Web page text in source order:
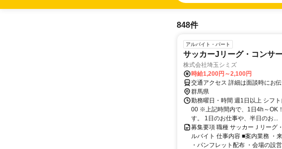
848件
アルバイト・パート
サッカーJリーグ・コンサ
株式会社埼玉シミズ
時給1,200円～2,100円
交通アクセス 詳細は面談時にお伝
群馬県
勤務曜日・時間 週1日以上 シフ
00 ※上記時間内で、1日4h～OK
す。 1日のお仕事や、半日のお...
募集要項 職種 サッカーＪリーグ
ルバイト 仕事内容 ■案内業務 ・
・パンフレット配布 ・会場の設